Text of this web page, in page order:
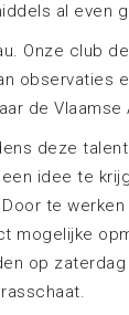
al even
Onze club
observaties
de Vlaamse
deze
idee te
te
mogelijke
op